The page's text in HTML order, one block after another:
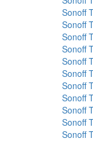
Sonoff
Sonoff
Sonoff
Sonoff
Sonoff
Sonoff
Sonoff
Sonoff
Sonoff
Sonoff
Sonoff